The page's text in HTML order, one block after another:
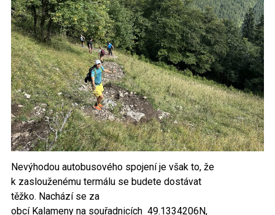
Nevýhodou autobusového spojení je však to, že
k zaslouženému termálu se budete dostávat
těžko. Nachází se za
obcí Kalameny na souřadnicích 49.1334206N,